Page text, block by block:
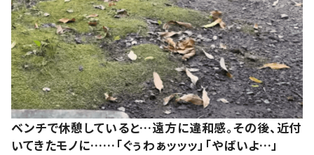
ベンチで休憩していると…遠方に違和感。その後、近付
いてきたモノに……「ぐぅわぁッッッ」「やばいよ…」